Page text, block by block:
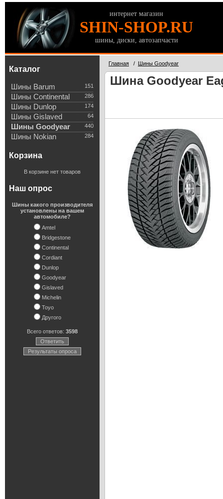
интернет магазин
SHIN-SHOP.RU
шины, диски, автозапчасти
Каталог
151
Шины Barum
286
Шины Continental
174
Шины Dunlop
64
Шины Gislaved
440
Шины Goodyear
284
Шины Nokian
Корзина
В корзине нет товаров
Наш опрос
Шины какого производителя
установлены на вашем
автомобиле?
Amtel
Bridgestone
Continental
Cordiant
Dunlop
Goodyear
Gislaved
Michelin
Toyo
Другого
Всего ответов: 3598
Ответить
Результаты опроса
Главная / Шины Goodyear
Шина Goodyear